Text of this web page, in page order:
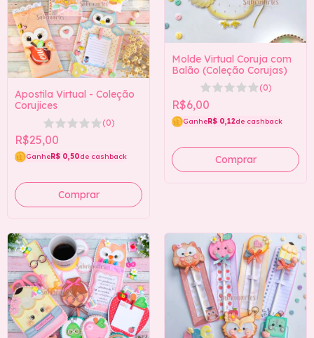
Apostila Virtual - Coleção
Corujices
(0)
R$25,00
GanheR$ 0,50de cashback
Molde Virtual Coruja com
Balão (Coleção Corujas)
(0)
R$6,00
GanheR$ 0,12de cashback